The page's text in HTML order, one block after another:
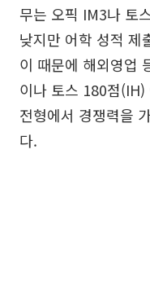
무는 오픽 IM3나 토
낮지만 어학 성적 제
이 때문에 해외영업
이나 토스 180점
전형에서 경쟁력을
다.